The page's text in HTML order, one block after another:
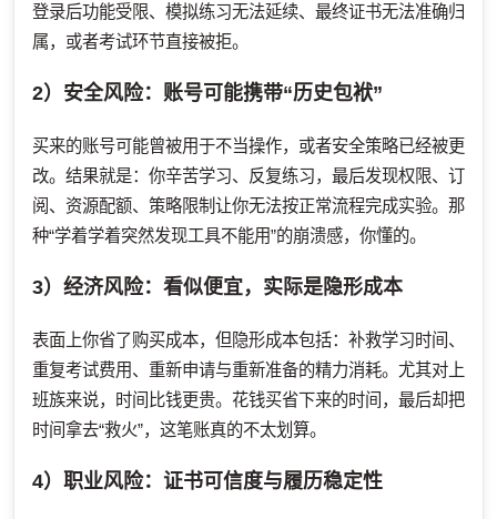
登录后功能受限、模拟练习无法延续、最终证书无法准确归
属，或者考试环节直接被拒。
2）安全风险：账号可能携带“历史包袱”
买来的账号可能曾被用于不当操作，或者安全策略已经被更
改。结果就是：你辛苦学习、反复练习，最后发现权限、订
阅、资源配额、策略限制让你无法按正常流程完成实验。那
种“学着学着突然发现工具不能用”的崩溃感，你懂的。
3）经济风险：看似便宜，实际是隐形成本
表面上你省了购买成本，但隐形成本包括：补救学习时间、
重复考试费用、重新申请与重新准备的精力消耗。尤其对上
班族来说，时间比钱更贵。花钱买省下来的时间，最后却把
时间拿去“救火”，这笔账真的不太划算。
4）职业风险：证书可信度与履历稳定性